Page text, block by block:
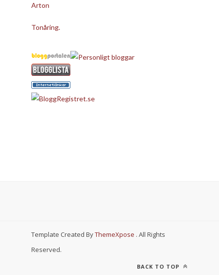
Arton
Tonåring.
Template Created ByThemeXpose . All Rights
Reserved.
BACK TO TOP